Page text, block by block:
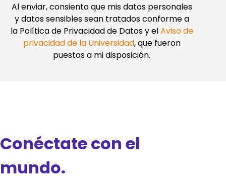
Al enviar, consiento que mis datos personales
y datos sensibles sean tratados conforme a
la Política de Privacidad de Datos y elAviso de
privacidad de la Universidad, que fueron
puestos a mi disposición.
Conéctate con el
mundo.